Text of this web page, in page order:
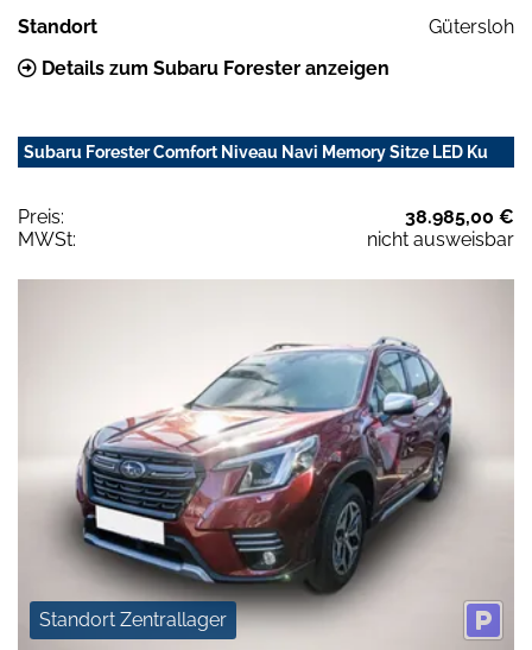
Standort
Gütersloh
Details zum Subaru Forester anzeigen
Subaru Forester Comfort Niveau Navi Memory Sitze LED Ku
Preis:
38.985,00 €
MWSt:
nicht ausweisbar
Standort Zentrallager